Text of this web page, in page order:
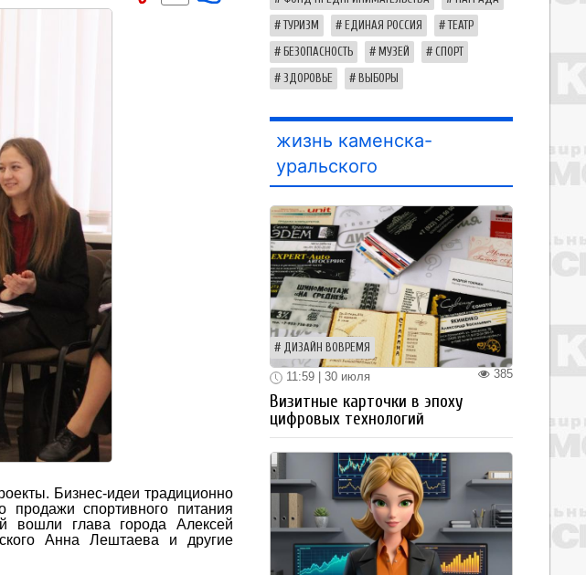
Бизнес-идеи традиционно
спортивного питания
вошли глава города Алексей
Анна Лештаева и другие
ТУРИЗМ ЕДИНАЯ РОССИЯ ТЕАТР
БЕЗОПАСНОСТЬ МУЗЕЙ СПОРТ
ЗДОРОВЬЕ ВЫБОРЫ
жизнь каменска-
уральского
ДИЗАЙН ВОВРЕМЯ
385
11:59 | 30 июля
Визитные карточки в эпоху
цифровых технологий